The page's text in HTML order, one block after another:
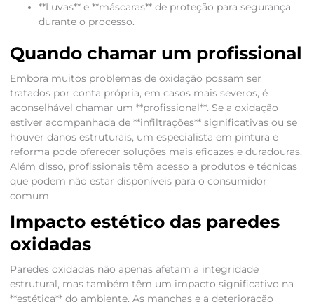
**Luvas** e **máscaras** de proteção para segurança
durante o processo.
Quando chamar um profissional
Embora muitos problemas de oxidação possam ser
tratados por conta própria, em casos mais severos, é
aconselhável chamar um **profissional**. Se a oxidação
estiver acompanhada de **infiltrações** significativas ou se
houver danos estruturais, um especialista em pintura e
reforma pode oferecer soluções mais eficazes e duradouras.
Além disso, profissionais têm acesso a produtos e técnicas
que podem não estar disponíveis para o consumidor
comum.
Impacto estético das paredes
oxidadas
Paredes oxidadas não apenas afetam a integridade
estrutural, mas também têm um impacto significativo na
**estética** do ambiente. As manchas e a deterioração